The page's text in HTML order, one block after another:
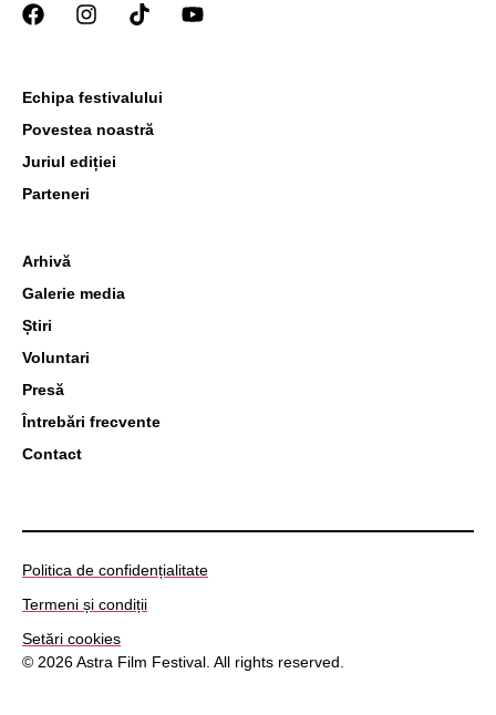
Arhivă
Galerie media
Știri
Voluntari
Presă
Întrebări frecvente
Contact
Echipa festivalului
Povestea noastră
Juriul ediției
Parteneri
Politica de confidențialitate
Termeni și condiții
Setări cookies
© 2026 Astra Film Festival. All rights reserved.